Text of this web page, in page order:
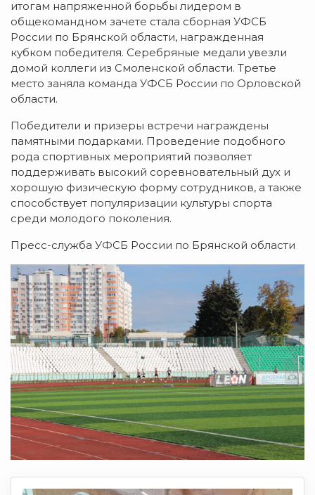
итогам напряженной борьбы лидером в
общекомандном зачете стала сборная УФСБ
России по Брянской области, награжденная
кубком победителя. Серебряные медали увезли
домой коллеги из Смоленской области. Третье
место заняла команда УФСБ России по Орловской
области.
Победители и призеры встречи награждены
памятными подарками. Проведение подобного
рода спортивных мероприятий позволяет
поддерживать высокий соревновательный дух и
хорошую физическую форму сотрудников, а также
способствует популяризации культуры спорта
среди молодого поколения.
Пресс-служба УФСБ России по Брянской области